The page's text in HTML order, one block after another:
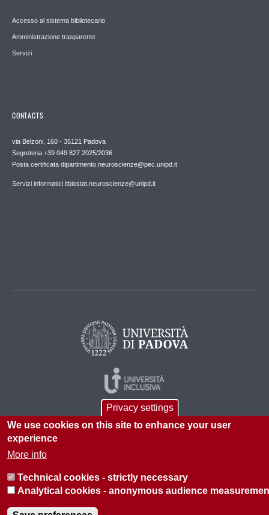
Accesso al sistema bibliotecario
Amministrazione trasparente
Servizi
CONTACTS
via Belzoni, 160 - 35121 Padova
Segreteria +39 049 827 2025/2036
Posta certificata dipartimento.neuroscienze@pec.unipd.it
Servizi informatici itbiostat.neuroscienze@unipd.it
P.I. 00742430283 C.F. 80006480281
Informazioni su questo sito
Privacy settings
We use cookies on this site to enhance your user
experience
More info
Technical cookies - strictly necessary
Analytical cookies - anonymous audience